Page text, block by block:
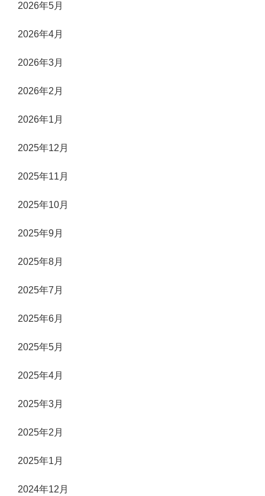
2026年5月
2026年4月
2026年3月
2026年2月
2026年1月
2025年12月
2025年11月
2025年10月
2025年9月
2025年8月
2025年7月
2025年6月
2025年5月
2025年4月
2025年3月
2025年2月
2025年1月
2024年12月